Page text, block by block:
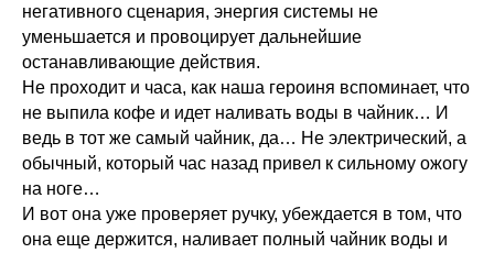
негативного сценария, энергия системы не
уменьшается и провоцирует дальнейшие
останавливающие действия.
Не проходит и часа, как наша героиня вспоминает, что
не выпила кофе и идет наливать воды в чайник… И
ведь в тот же самый чайник, да… Не электрический, а
обычный, который час назад привел к сильному ожогу
на ноге…
И вот она уже проверяет ручку, убеждается в том, что
она еще держится, наливает полный чайник воды и